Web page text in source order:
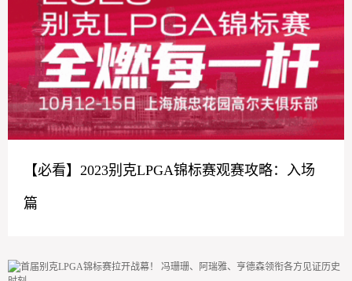
【必看】2023别克LPGA锦标赛观赛攻略：入场
篇